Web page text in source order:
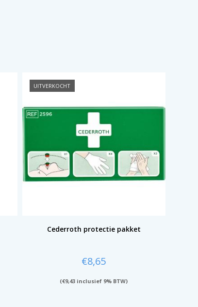
UITVERKOCHT
Cederroth protectie pakket
€8,65
(€9,43 inclusief 9% BTW)